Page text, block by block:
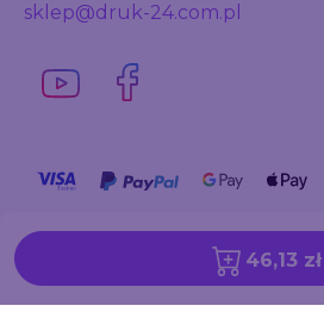
46,13 zł
sklep@druk-24.com.pl